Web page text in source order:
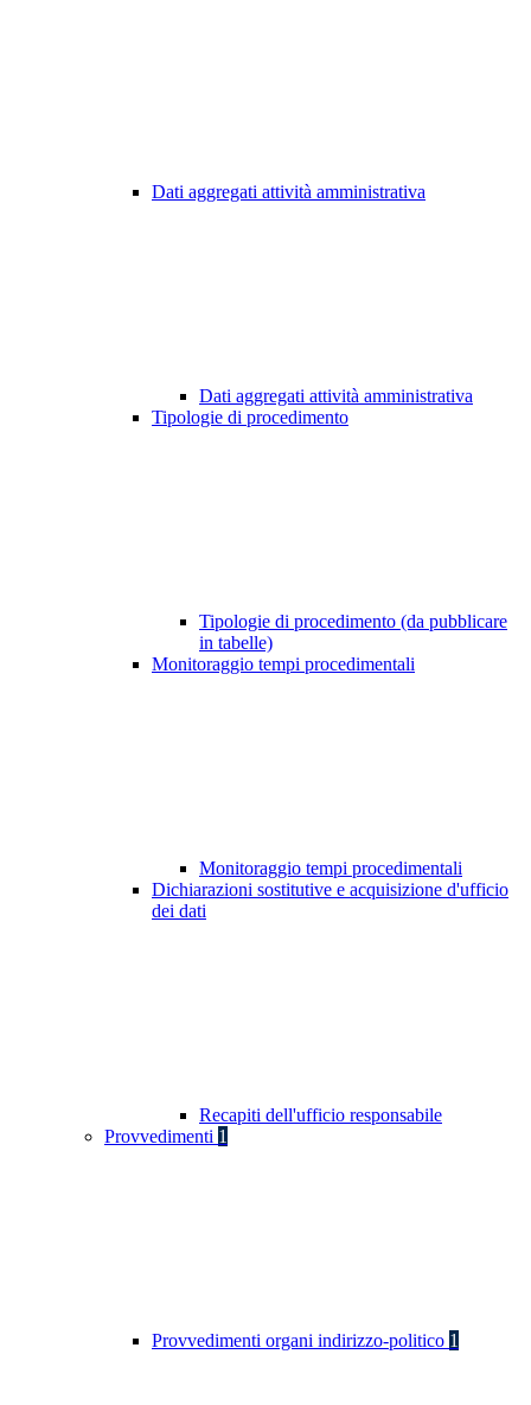
Dati aggregati attività amministrativa
Dati aggregati attività amministrativa
Tipologie di procedimento
Tipologie di procedimento (da pubblicare
in tabelle)
Monitoraggio tempi procedimentali
Monitoraggio tempi procedimentali
Dichiarazioni sostitutive e acquisizione d'ufficio
dei dati
Recapiti dell'ufficio responsabile
Provvedimenti 1
Provvedimenti organi indirizzo-politico 1